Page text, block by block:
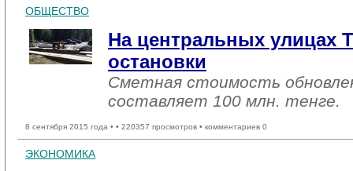
ОБЩЕСТВО
На центральных улицах
остановки
Сметная стоимость
составляет 100 млн. тенге.
8 сентября 2015 года • • 220357 просмотров • комментариев 0
ЭКОНОМИКА